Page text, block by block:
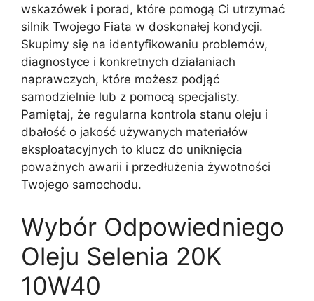
wskazówek i porad, które pomogą Ci utrzymać
silnik Twojego Fiata w doskonałej kondycji.
Skupimy się na identyfikowaniu problemów,
diagnostyce i konkretnych działaniach
naprawczych, które możesz podjąć
samodzielnie lub z pomocą specjalisty.
Pamiętaj, że regularna kontrola stanu oleju i
dbałość o jakość używanych materiałów
eksploatacyjnych to klucz do uniknięcia
poważnych awarii i przedłużenia żywotności
Twojego samochodu.
Wybór Odpowiedniego
Oleju Selenia 20K
10W40